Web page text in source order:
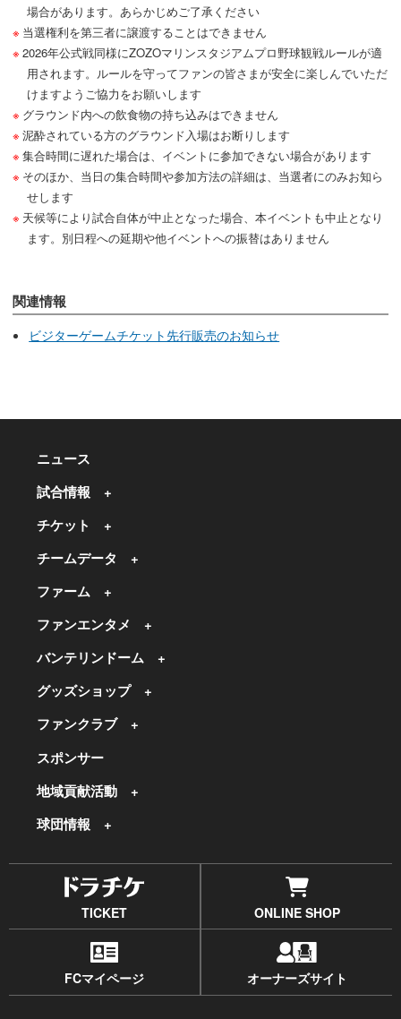
場合があります。あらかじめご了承ください
当選権利を第三者に譲渡することはできません
2026年公式戦同様にZOZOマリンスタジアムプロ野球観戦ルールが適
用されます。ルールを守ってファンの皆さまが安全に楽しんでいただ
けますようご協力をお願いします
グラウンド内への飲食物の持ち込みはできません
泥酔されている方のグラウンド入場はお断りします
集合時間に遅れた場合は、イベントに参加できない場合があります
そのほか、当日の集合時間や参加方法の詳細は、当選者にのみお知ら
せします
天候等により試合自体が中止となった場合、本イベントも中止となり
ます。別日程への延期や他イベントへの振替はありません
関連情報
ビジターゲームチケット先行販売のお知らせ
ニュース
試合情報
チケット
チームデータ
ファーム
ファンエンタメ
バンテリンドーム
グッズショップ
ファンクラブ
スポンサー
地域貢献活動
球団情報
TICKET ONLINE SHOP
FCマイページ オーナーズサイト